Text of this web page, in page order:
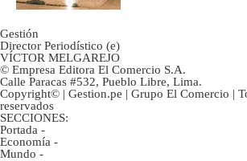
Gestión
Director Periodístico (e)
VÍCTOR MELGAREJO
© Empresa Editora El Comercio S.A.
Calle Paracas #532, Pueblo Libre, Lima.
Copyright© | Gestion.pe | Grupo El Comercio |
reservados
SECCIONES:
Portada -
Economía -
Mundo -